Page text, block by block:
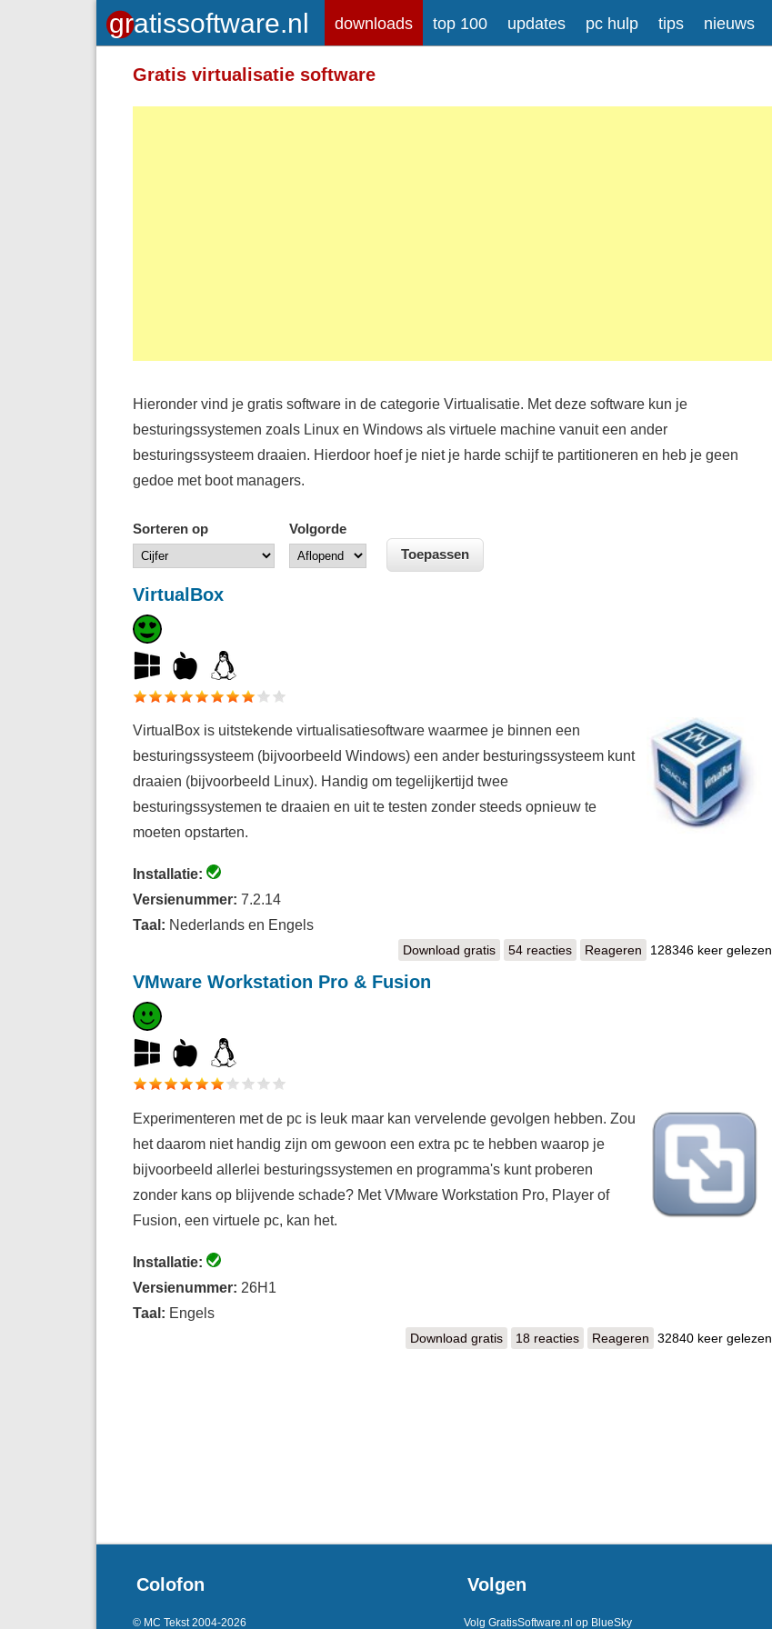
downloads top 100 updates pc hulp tips nieuws
Gratis virtualisatie software
Hieronder vind je gratis software in de categorie Virtualisatie. Met deze software kun je
besturingssystemen zoals Linux en Windows als virtuele machine vanuit een ander
besturingssysteem draaien. Hierdoor hoef je niet je harde schijf te partitioneren en heb je geen
gedoe met boot managers.
Sorteren op Volgorde
VirtualBox
VirtualBox is uitstekende virtualisatiesoftware waarmee je binnen een
besturingssysteem (bijvoorbeeld Windows) een ander besturingssysteem kunt
draaien (bijvoorbeeld Linux). Handig om tegelijkertijd twee
besturingssystemen te draaien en uit te testen zonder steeds opnieuw te
moeten opstarten.
Installatie:
Versienummer: 7.2.14
Taal: Nederlands en Engels
Download gratisVirtualBox
54 reacties Reageren 128346 keer gelezen
VMware Workstation Pro & Fusion
Experimenteren met de pc is leuk maar kan vervelende gevolgen hebben. Zou
het daarom niet handig zijn om gewoon een extra pc te hebben waarop je
bijvoorbeeld allerlei besturingssystemen en programma's kunt proberen
zonder kans op blijvende schade? Met VMware Workstation Pro, Player of
Fusion, een virtuele pc, kan het.
Installatie:
Versienummer: 26H1
Taal: Engels
Download gratisVMware Workstation Pro & Fusion
18 reacties Reageren 32840 keer gelezen
Colofon
© MC Tekst 2004-2026
Volgen
Volg GratisSoftware.nl op BlueSky